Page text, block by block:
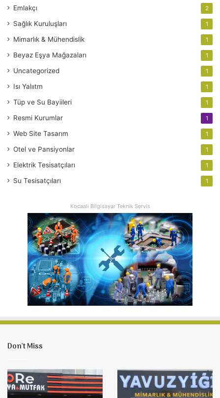
Emlakçı 2
Sağlık Kuruluşları 1
Mimarlık & Mühendislik 1
Beyaz Eşya Mağazaları 1
Uncategorized 1
Isı Yalııtm 1
Tüp ve Su Bayiileri 1
Resmi Kurumlar 1
Web Site Tasarım 1
Otel ve Pansiyonlar 1
Elektrik Tesisatçıları 1
Su Tesisatçıları 1
Kocaali Bilgisayar Teknik Servis
Don’t Miss
Kocaali
DoRe
Mobilya
Yavuzyiğit
Mimarlık